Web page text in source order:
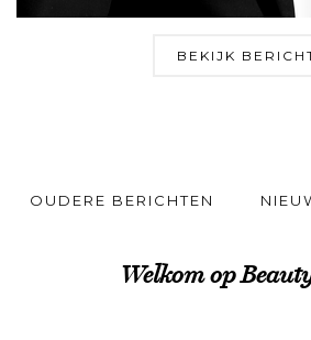
BEKIJK
OUDERE BERICHTEN
Welkom op